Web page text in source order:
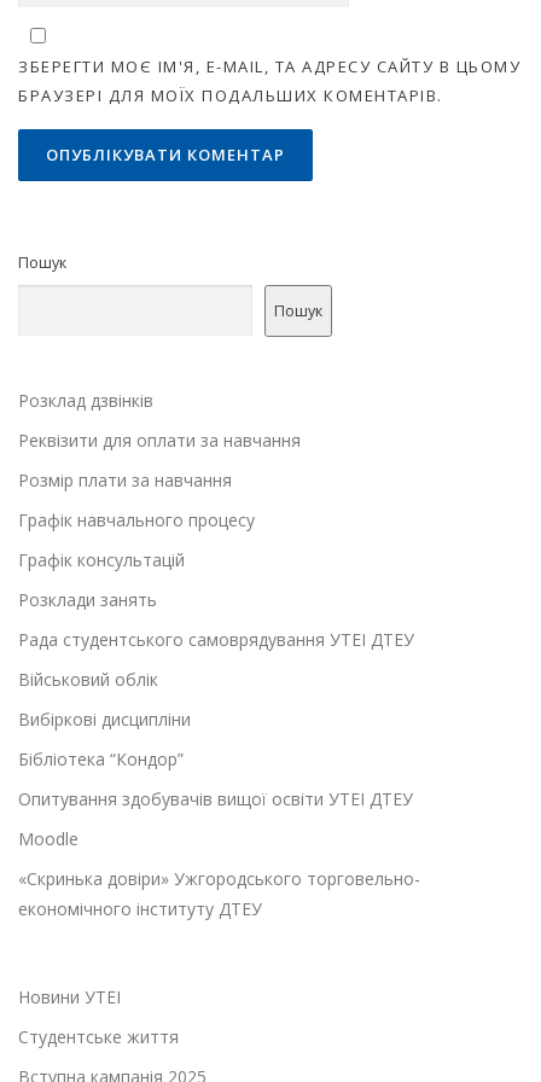
ЗБЕРЕГТИ МОЄ ІМ'Я, E-MAIL, ТА АДРЕСУ САЙТУ В ЦЬОМУ
БРАУЗЕРІ ДЛЯ МОЇХ ПОДАЛЬШИХ КОМЕНТАРІВ.
Пошук
Пошук
Розклад дзвінків
Реквізити для оплати за навчання
Розмір плати за навчання
Графік навчального процесу
Графік консультацій
Розклади занять
Рада студентського самоврядування УТЕІ ДТЕУ
Військовий облік
Вибіркові дисципліни
Бібліотека “Кондор”
Опитування здобувачів вищої освіти УТЕІ ДТЕУ
Moodle
«Скринька довіри» Ужгородського торговельно-
економічного інституту ДТЕУ
Новини УТЕІ
Студентське життя
Вступна кампанія 2025